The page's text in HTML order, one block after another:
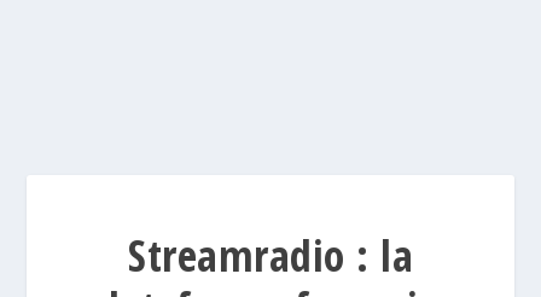
Streamradio : la